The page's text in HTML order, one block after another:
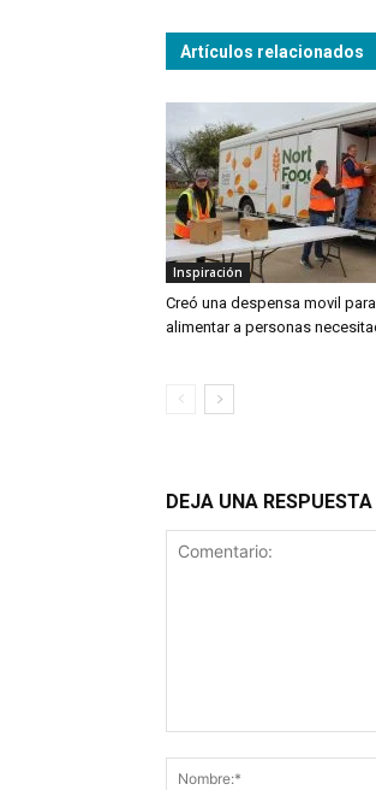
Artículos relacionados
Inspiración
Creó una despensa movil para
alimentar a personas
DEJA UNA RESPUESTA